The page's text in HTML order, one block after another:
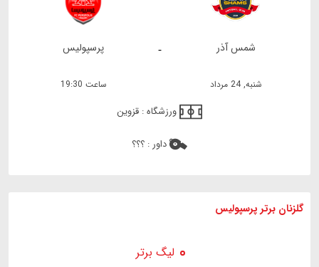
- شمس آذر پرسپولیس
شنبه, 24 مرداد ساعت 19:30
ورزشگاه : قزوین
داور : ؟؟؟
گلزنان برتر پرسپولیس
لیگ برتر